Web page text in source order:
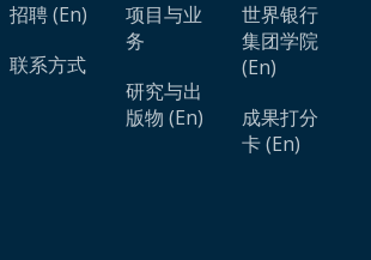
招聘 (En)
联系方式
项目与业
务
研究与出
版物 (En)
世界银行
集团学院
(En)
成果打分
卡 (En)